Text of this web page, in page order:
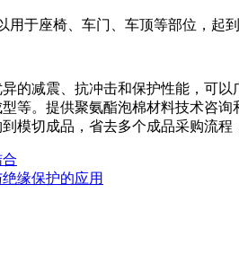
于座椅、车门、车顶等部位，起
的减震、抗冲击和保护性能，可
等。提供聚氨酯泡棉材料技术咨
模切成品，省去多个成品采购流程
缘保护的应用